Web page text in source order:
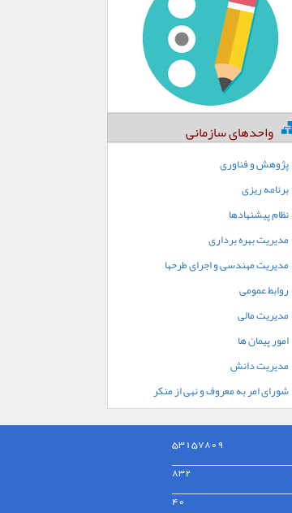
واحدهای سازمانی
پژوهش و فناوری
برنامه ریزی
نظام پیشنهادها
مدیریت بهره برداری
مدیریت مهندسی و اجرای طرحها
روابط عمومی
مدیریت مالی
امور پیمان ها
مدیریت دانش
شورای امر به معروف و نهی از منکر
53157809
832
40